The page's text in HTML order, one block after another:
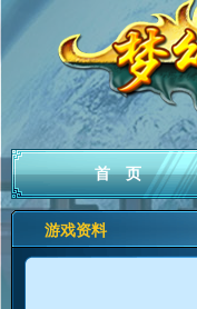
首 页
游戏资料